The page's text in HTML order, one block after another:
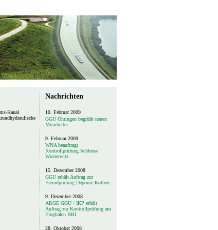
Kanal
Nachrichten
10. Februar 2009
GGU Öhringen begrüßt neuen
Mitarbeiter
9. Februar 2009
WNA beauftragt
Kontrollprüfung Schleuse
Wusterwitz
15. Dezember 2008
GGU erhält Auftrag zur
Fremdprüfung Deponie Köthen
9. Dezember 2008
ARGE GGU / IKP erhält
Auftrag zur Kontrollprüfung am
Flughafen BBI
28. Oktober 2008